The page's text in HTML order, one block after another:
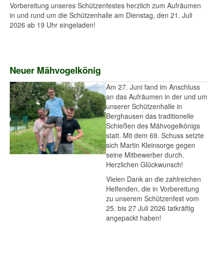
Vorbereitung unseres Schützenfestes herzlich zum Aufräumen
in und rund um die Schützenhalle am Dienstag, den 21. Juli
2026 ab 19 Uhr eingeladen!
Neuer Mähvogelkönig
Am 27. Juni fand im Anschluss
an das Aufräumen in der und um
unserer Schützenhalle in
Berghausen das traditionelle
Schießen des Mähvogelkönigs
statt. Mit dem 69. Schuss setzte
sich Martin Kleinsorge gegen
seine Mitbewerber durch.
Herzlichen Glückwunsch!
Vielen Dank an die zahlreichen
Helfenden, die in Vorbereitung
zu unserem Schützenfest vom
25. bis 27 Juli 2026 tatkräftig
angepackt haben!